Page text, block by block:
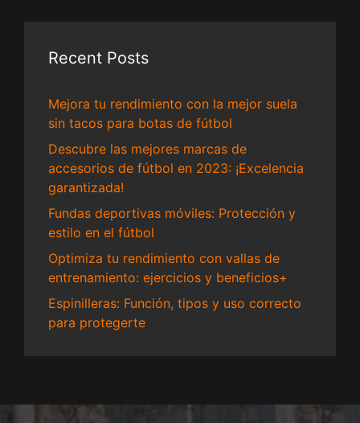
Recent Posts
Mejora tu rendimiento con la mejor suela
sin tacos para botas de fútbol
Descubre las mejores marcas de
accesorios de fútbol en 2023: ¡Excelencia
garantizada!
Fundas deportivas móviles: Protección y
estilo en el fútbol
Optimiza tu rendimiento con vallas de
entrenamiento: ejercicios y beneficios+
Espinilleras: Función, tipos y uso correcto
para protegerte